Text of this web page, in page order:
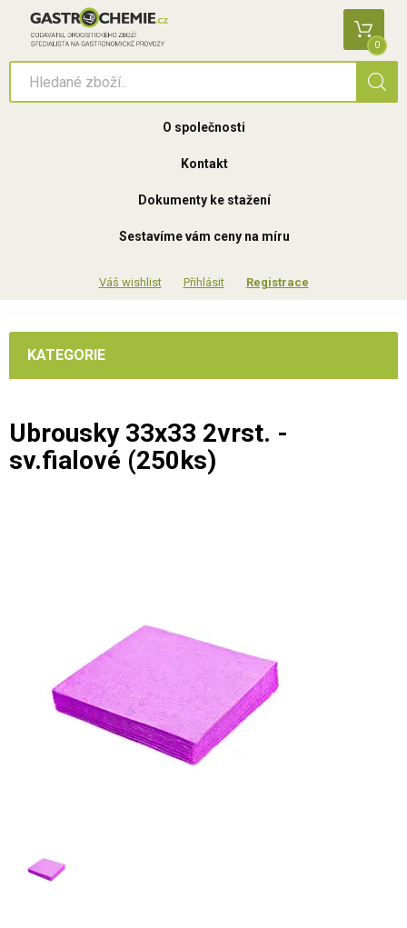
0
O společnosti
Kontakt
Dokumenty ke stažení
Sestavíme vám ceny na míru
Přihlásit Registrace
KATEGORIE
Ubrousky 33x33 2vrst. -
sv.fialové (250ks)